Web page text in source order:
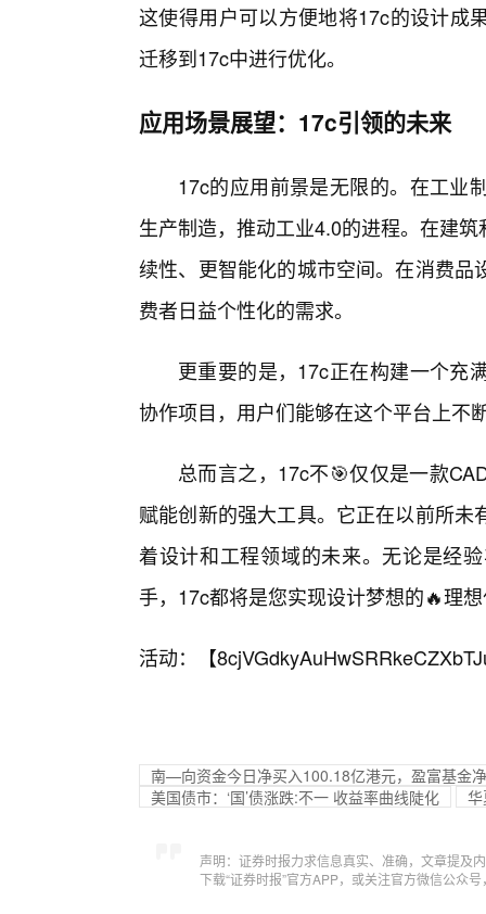
这使得用户可以方便地将17c的设计成
迁移到17c中进行优化。
应用场景展望：17c引领的未来
17c的应用前景是无限的。在工业
生产制造，推动工业4.0的进程。在建
续性、更智能化的城市空间。在消费
费者日益个性化的需求。
更重要的是，17c正在构建一个充
协作项目，用户们能够在这个平台上不
总而言之，17c不🎯仅仅是一款
赋能创新的强大工具。它正在以前所
着设计和工程领域的未来。无论是经
手，17c都将是您实现设计梦想的🔥理
活动：【
南—向资金今日净买入100.18亿港元，盈富基金
美国债市：‘国’债涨跌:不一 收益率曲线陡化
声明：证券时报力求信息真实、准确，文章提及
下载“证券时报”官方APP，或关注官方微信公众